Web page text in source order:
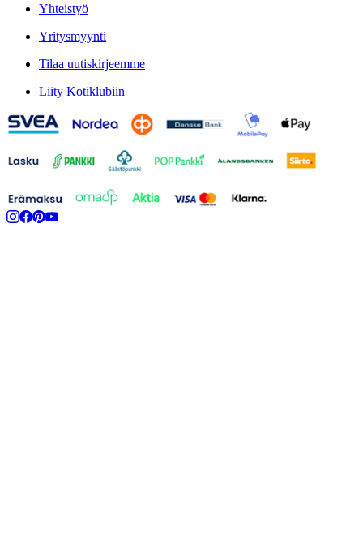
Yhteistyö
Yritysmyynti
Tilaa uutiskirjeemme
Liity Kotiklubiin